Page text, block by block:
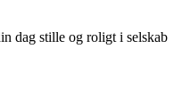
dag stille og roligt i selskab